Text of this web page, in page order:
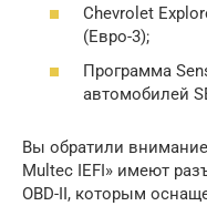
Chevrolet
(Евро-3);
Программа
автомобилей
Вы обратили
Multec IEFI» имеют
OBD-II, которым